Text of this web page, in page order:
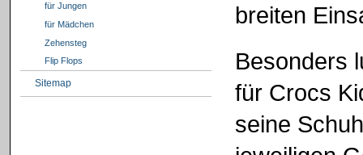
für Jungen
für Mädchen
Zehensteg
Flip Flops
Sitemap
breiten
Besonders
für Crocs
seine